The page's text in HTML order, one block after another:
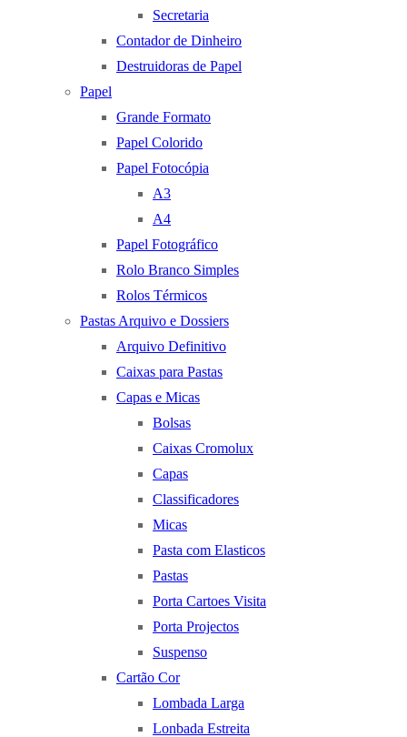
Secretaria
Contador de Dinheiro
Destruidoras de Papel
Papel
Grande Formato
Papel Colorido
Papel Fotocópia
A3
A4
Papel Fotográfico
Rolo Branco Simples
Rolos Térmicos
Pastas Arquivo e Dossiers
Arquivo Definitivo
Caixas para Pastas
Capas e Micas
Bolsas
Caixas Cromolux
Capas
Classificadores
Micas
Pasta com Elasticos
Pastas
Porta Cartoes Visita
Porta Projectos
Suspenso
Cartão Cor
Lombada Larga
Lonbada Estreita